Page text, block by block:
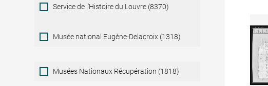
Service de l'Histoire du Louvre (8370)
Musée national Eugène-Delacroix (1318)
Musées
Nationaux
Musées Nationaux Récupération (1818)